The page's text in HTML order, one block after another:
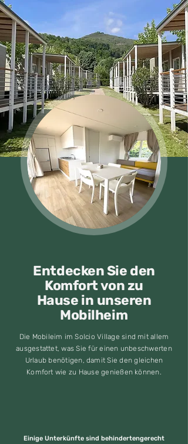
Entdecken Sie den
Komfort von zu
Hause in unseren
Mobilheim
Die Mobileim im Solcio Village sind mit allem
ausgestattet, was Sie für einen unbeschwerten
Urlaub benötigen, damit Sie den gleichen
Komfort wie zu Hause genießen können.
Einige Unterkünfte sind behindertengerecht